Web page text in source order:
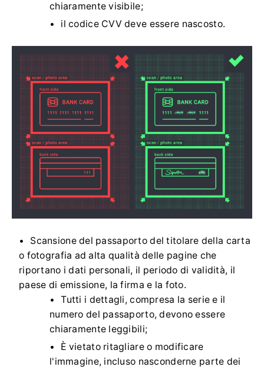
chiaramente visibile;
il codice CVV deve essere nascosto.
Scansione del passaporto del titolare della carta
o fotografia ad alta qualità delle pagine che
riportano i dati personali, il periodo di validità, il
paese di emissione, la firma e la foto.
Tutti i dettagli, compresa la serie e il
numero del passaporto, devono essere
chiaramente leggibili;
È vietato ritagliare o modificare
l'immagine, incluso nasconderne parte dei